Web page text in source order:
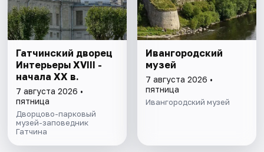
Гатчинский дворец
Интерьеры ХVIII -
начала ХХ в.
7 августа 2026 •
пятница
Дворцово-парковый
музей-заповедник
Гатчина
Ивангородский
музей
7 августа 2026 •
пятница
Ивангородский музей